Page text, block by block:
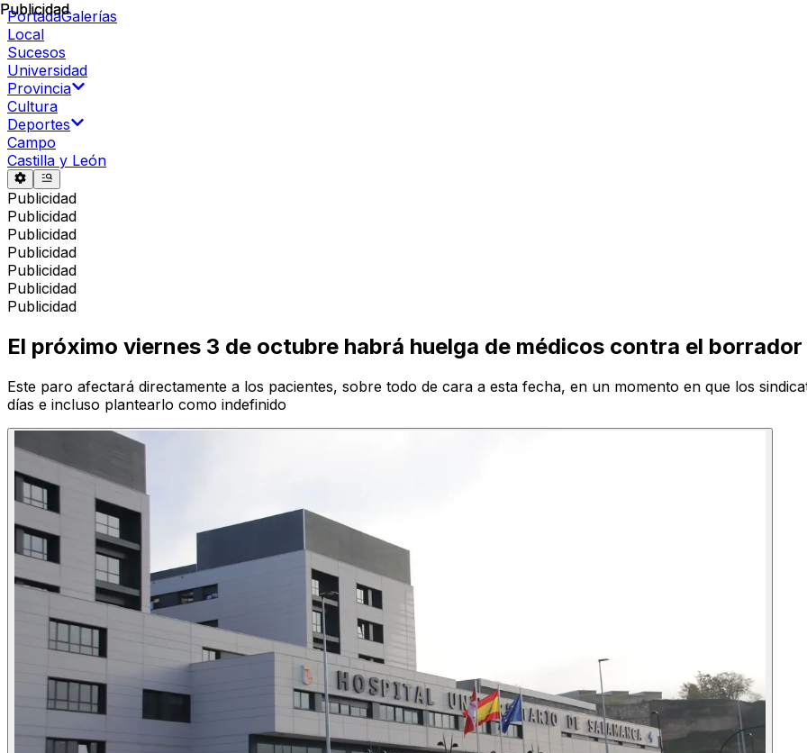
PortadaGalerías
Local
Sucesos
Universidad
Provincia
Cultura
Deportes
Campo
Castilla y León
Publicidad
Publicidad
Publicidad
Publicidad
Publicidad
Publicidad
Publicidad
Publicidad
El próximo viernes 3 de octubre habrá huelga de médicos contra el
Este paro afectará directamente a los pacientes, sobre todo de cara a esta fecha, en un momento en que los
días e incluso plantearlo como indefinido
Publicidad